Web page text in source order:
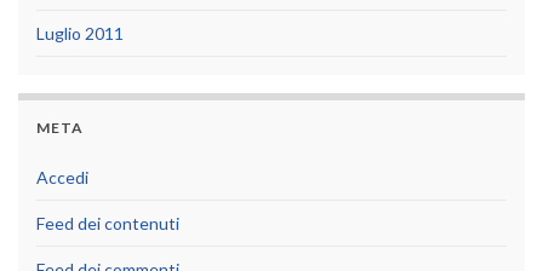
Luglio 2011
META
Accedi
Feed dei contenuti